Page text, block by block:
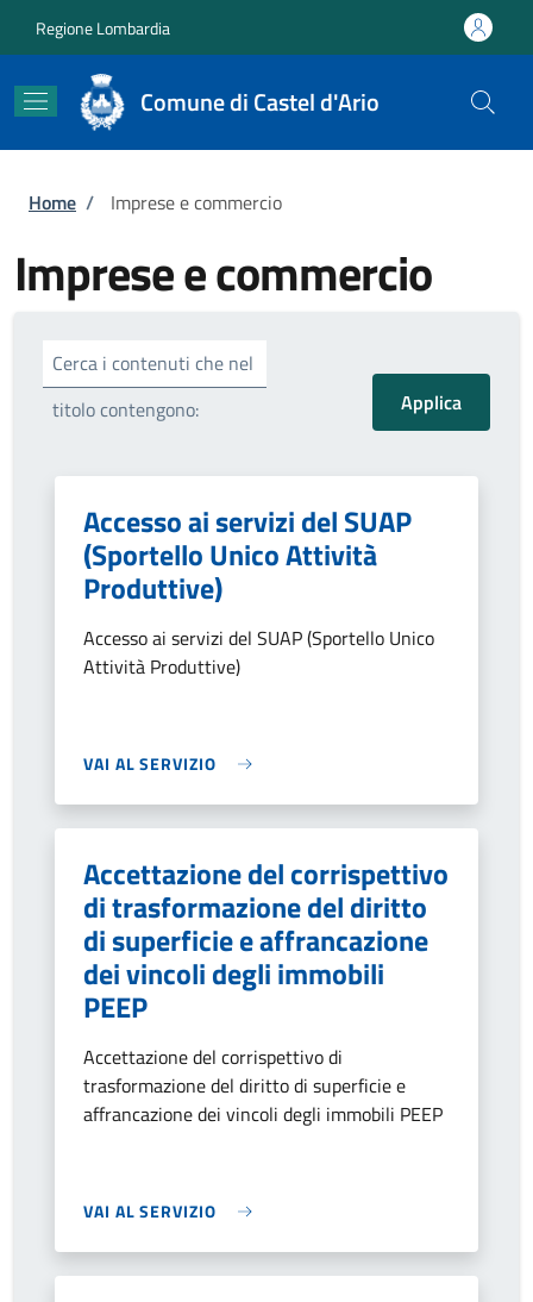
Regione Lombardia
Comune di Castel d'Ario
Briciole di pane
Home / Imprese e commercio
Imprese e commercio
Cerca i contenuti che nel
titolo contengono:
Accesso ai servizi del SUAP
(Sportello Unico Attività
Produttive)
Accesso ai servizi del SUAP (Sportello Unico
Attività Produttive)
VAI AL SERVIZIO
Accettazione del corrispettivo
di trasformazione del diritto
di superficie e affrancazione
dei vincoli degli immobili
PEEP
Accettazione del corrispettivo di
trasformazione del diritto di superficie e
affrancazione dei vincoli degli immobili PEEP
VAI AL SERVIZIO